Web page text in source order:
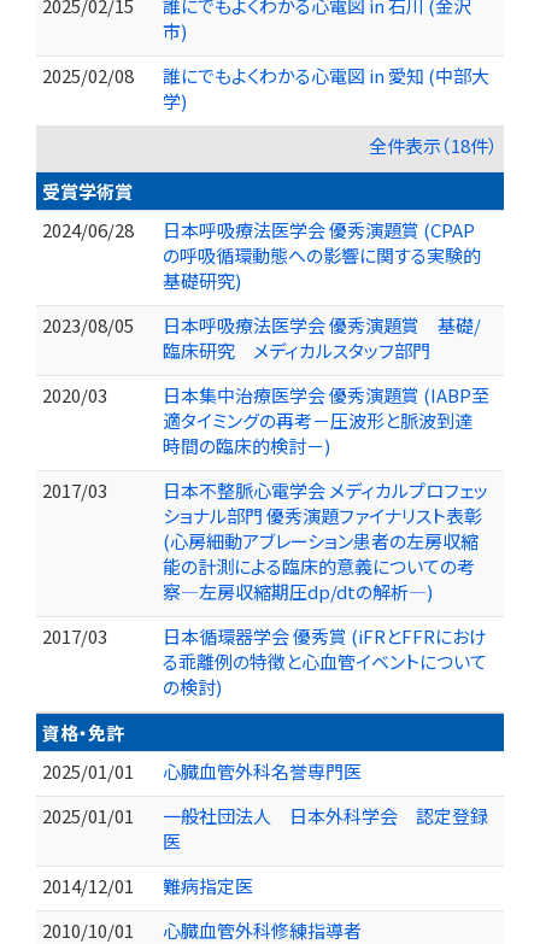
2025/02/15
誰にでもよくわかる心電図 in 石川 (金沢
市)
2025/02/08
誰にでもよくわかる心電図 in 愛知 (中部大
学)
全件表示（18件）
受賞学術賞
2024/06/28
日本呼吸療法医学会 優秀演題賞 (CPAP
の呼吸循環動態への影響に関する実験的
基礎研究)
2023/08/05
日本呼吸療法医学会 優秀演題賞 基礎/
臨床研究 メディカルスタッフ部門
2020/03
日本集中治療医学会 優秀演題賞 (IABP至
適タイミングの再考－圧波形と脈波到達
時間の臨床的検討－)
2017/03
日本不整脈心電学会 メディカルプロフェッ
ショナル部門 優秀演題ファイナリスト表彰
(心房細動アブレーション患者の左房収縮
能の計測による臨床的意義についての考
察―左房収縮期圧dp/dtの解析―)
2017/03
日本循環器学会 優秀賞 (iFRとFFRにおけ
る乖離例の特徴と心血管イベントについて
の検討)
資格・免許
2025/01/01
心臓血管外科名誉専門医
2025/01/01
一般社団法人 日本外科学会 認定登録
医
2014/12/01
難病指定医
2010/10/01
心臓血管外科修練指導者